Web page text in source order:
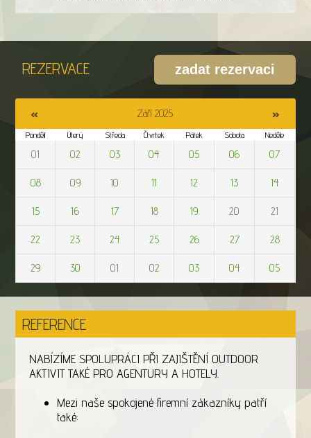
REZERVACE
« Září 2025 »
Pondělí Úterý Středa Čtvrtek Pátek Sobota Neděle
01 02 03 04 05 06 07
08 09 10 11 12 13 14
15 16 17 18 19 20 21
22 23 24 25 26 27 28
29 30 01 02 03 04 05
REFERENCE
NABÍZÍME SPOLUPRÁCI PŘI ZAJIŠTĚNÍ OUTDOOR
AKTIVIT TAKÉ PRO AGENTURY A HOTELY.
Mezi naše spokojené firemní zákazníky patří
také: